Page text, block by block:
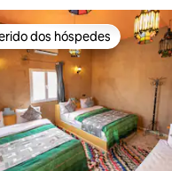
melhores preferidos dos
dos hóspedes